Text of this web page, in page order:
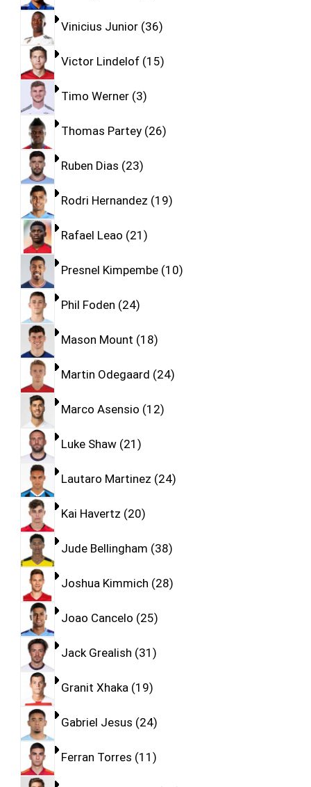
Vinicius Junior 36
Victor Lindelof 15
Timo Werner 3
Thomas Partey 26
Ruben Dias 23
Rodri Hernandez 19
Rafael Leao 21
Presnel Kimpembe 10
Phil Foden 24
Mason Mount 18
Martin Odegaard 24
Marco Asensio 12
Luke Shaw 21
Lautaro Martinez 24
Kai Havertz 20
Jude Bellingham 38
Joshua Kimmich 28
Joao Cancelo 25
Jack Grealish 31
Granit Xhaka 19
Gabriel Jesus 24
Ferran Torres 11